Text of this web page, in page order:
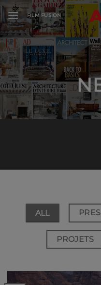
Passer
au
contenu
FILM FUSION
ALL
PROJETS